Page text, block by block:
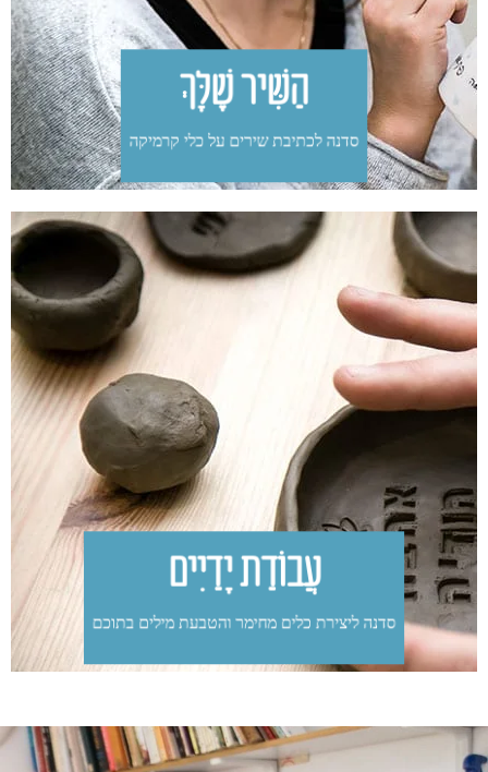
עֲבוֹדַת יָדַיִים​
סדנה ליצירת כלים מחימר והטבעת מילים בתוכם​
בואי ללוש בוץ, לגעת בחימר, להרגיש שוב אדמה רטובה בין
הידיים, כמו כשהיינו ילדות. בואי להתנסות, לשחק, ליצור
ולצבוע – בשביל הכיף וההנאה.
בסדנה כל משתתפת יוצרת כלים קטנים מחימר ומטביעה בהם
מילים טובות שהיא אוהבת. הסדנה מאפשרת התנסות בעבודה
עם חימר בטכניקה קלה ופשוטה, יצירת כלים שימושיים,
הטבעה בחותמות וצביעה מהנה.
זו הזדמנות נהדרת לזמן איכות עם חברות או בנות משפחה,
במפגש שיש בו משחק, הנאה והרבה מילים טובות.
הַשִּׁיר שֶׁלָּךְ​​​
סדנה לכתיבת שירים על כלי קרמיקה​
זו הזדמנות נהדרת לזמן איכות עם חברות או בנות משפחה,
במפגש שיש בו חדוות יצירה ואהבת מילים.